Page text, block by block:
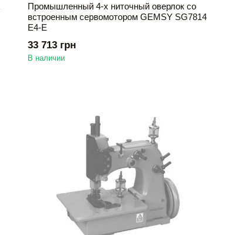
Промышленный 4-х ниточный оверлок со
встроенным сервомотором GEMSY SG7814
E4-E
33 713 грн
В наличии